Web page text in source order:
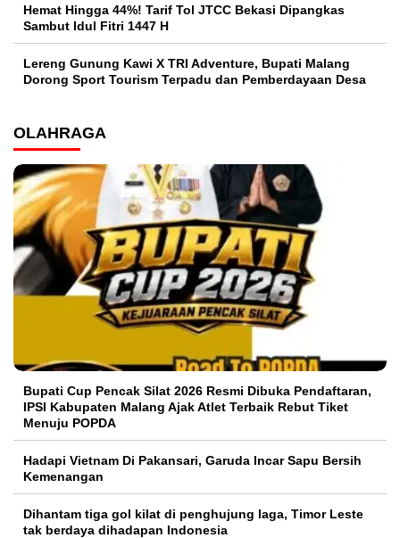
Hemat Hingga 44%! Tarif Tol JTCC Bekasi Dipangkas
Sambut Idul Fitri 1447 H
Lereng Gunung Kawi X TRI Adventure, Bupati Malang
Dorong Sport Tourism Terpadu dan Pemberdayaan Desa
OLAHRAGA
Bupati Cup Pencak Silat 2026 Resmi Dibuka Pendaftaran,
IPSI Kabupaten Malang Ajak Atlet Terbaik Rebut Tiket
Menuju POPDA
Hadapi Vietnam Di Pakansari, Garuda Incar Sapu Bersih
Kemenangan
Dihantam tiga gol kilat di penghujung laga, Timor Leste
tak berdaya dihadapan Indonesia